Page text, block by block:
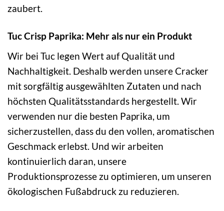
zaubert.
Tuc Crisp Paprika: Mehr als nur ein Produkt
Wir bei Tuc legen Wert auf Qualität und
Nachhaltigkeit. Deshalb werden unsere Cracker
mit sorgfältig ausgewählten Zutaten und nach
höchsten Qualitätsstandards hergestellt. Wir
verwenden nur die besten Paprika, um
sicherzustellen, dass du den vollen, aromatischen
Geschmack erlebst. Und wir arbeiten
kontinuierlich daran, unsere
Produktionsprozesse zu optimieren, um unseren
ökologischen Fußabdruck zu reduzieren.